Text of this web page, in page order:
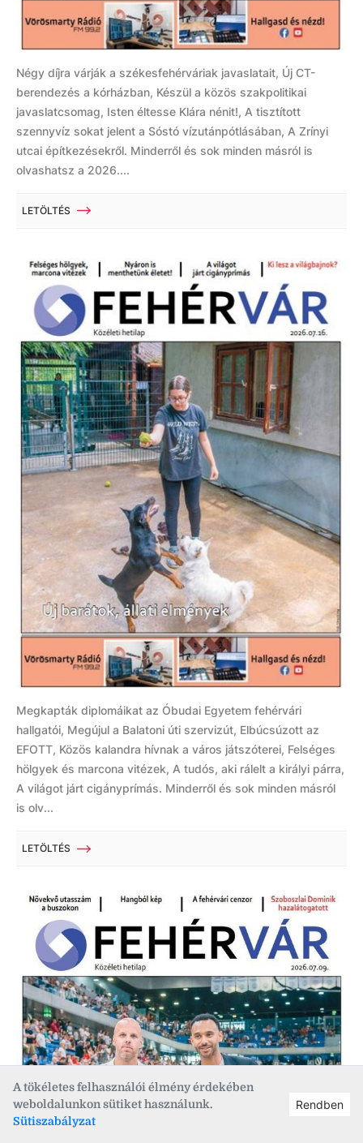
A tökéletes felhasználói élmény érdekében
weboldalunkon sütiket használunk.
Sütiszabályzat
Rendben
Négy díjra várják a székesfehérváriak javaslatait, Új CT-
berendezés a kórházban, Készül a közös szakpolitikai
javaslatcsomag, Isten éltesse Klára nénit!, A tisztított
szennyvíz sokat jelent a Sóstó vízutánpótlásában, A Zrínyi
utcai építkezésekről. Minderről és sok minden másról is
olvashatsz a 2026....
LETÖLTÉS
Megkapták diplomáikat az Óbudai Egyetem fehérvári
hallgatói, Megújul a Balatoni úti szervizút, Elbúcsúzott az
EFOTT, Közös kalandra hívnak a város játszóterei, Felséges
hölgyek és marcona vitézek, A tudós, aki rálelt a királyi párra,
A világot járt cigányprímás. Minderről és sok minden másról
is olv...
LETÖLTÉS